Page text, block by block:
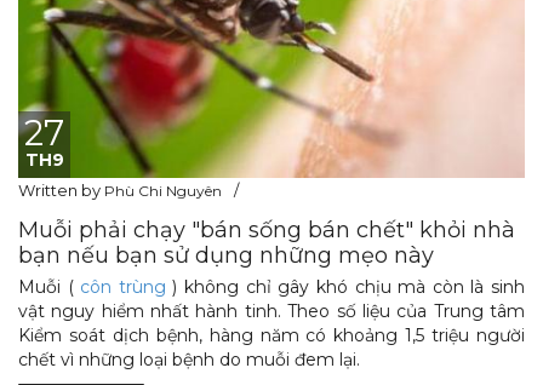
27
TH9
Written by Phù Chi Nguyên
Muỗi phải chạy "bán sống bán chết" khỏi nhà
bạn nếu bạn sử dụng những mẹo này
Muỗi ( côn trùng ) không chỉ gây khó chịu mà còn là sinh
vật nguy hiểm nhất hành tinh. Theo số liệu của Trung tâm
Kiểm soát dịch bệnh, hàng năm có khoảng 1,5 triệu người
chết vì những loại bệnh do muỗi đem lại.